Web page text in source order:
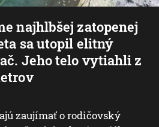
najhlbšej zatopenej
sa utopil elitný
Jeho telo vytiahli z
zaujímať o rodičovský